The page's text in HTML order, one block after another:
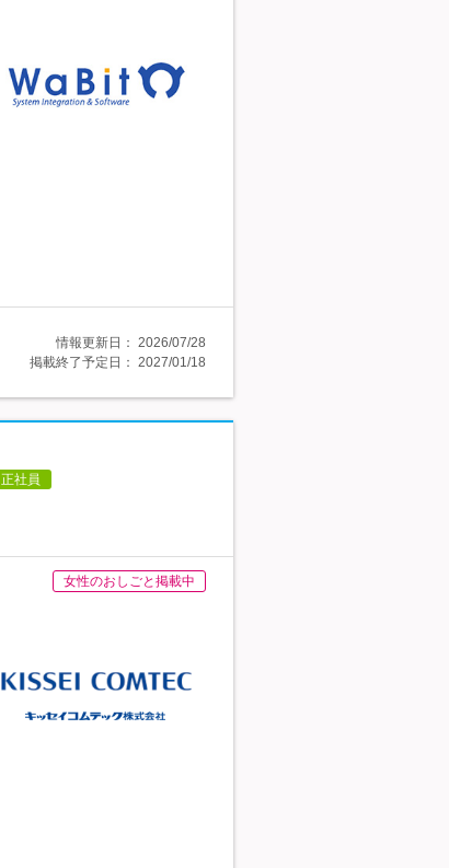
情報更新日： 2026/07/28
掲載終了予定日： 2027/01/18
正社員
女性のおしごと掲載中